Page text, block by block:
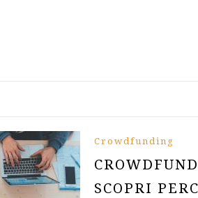
Crowdfunding
SCOPRI